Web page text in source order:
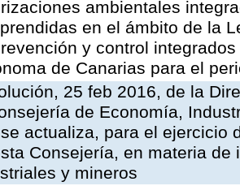
ambientales
en el ámbito de la
y control
de Canarias para el
25 feb 2016, de la
de Economía,
actualiza, para el ejercicio
Consejería, en materia
y mineros